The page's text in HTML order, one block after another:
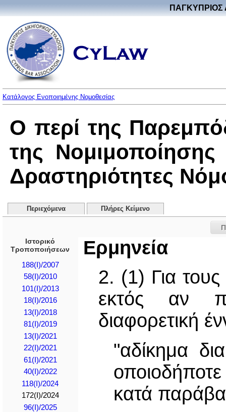
ΠΑΓΚΥΠΡΙΟΣ
Κατάλογος Ενοποιημένης Νομοθεσίας
Ο περί της
της
Δραστηριότητες
Περιεχόμενα Πλήρες Κείμενο
Ιστορικό
Τροποποιήσεων
188(I)/2007
58(I)/2010
101(I)/2013
18(I)/2016
13(I)/2018
81(I)/2019
13(I)/2021
22(I)/2021
61(I)/2021
40(I)/2022
118(I)/2024
172(I)/2024
96(I)/2025
Ερμηνεία
2. (1) Για
εκτός αν
διαφορετική
"αδίκημα
κατά